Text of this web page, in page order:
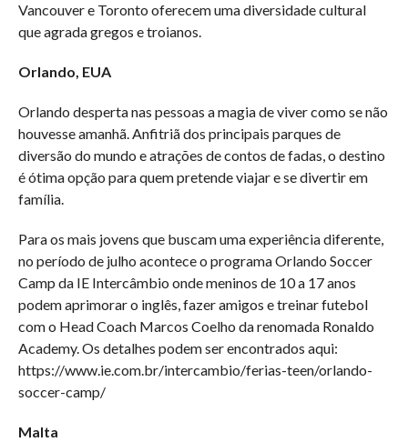
Vancouver e Toronto oferecem uma diversidade cultural
que agrada gregos e troianos.
Orlando, EUA
Orlando desperta nas pessoas a magia de viver como se não
houvesse amanhã. Anfitriã dos principais parques de
diversão do mundo e atrações de contos de fadas, o destino
é ótima opção para quem pretende viajar e se divertir em
família.
Para os mais jovens que buscam uma experiência diferente,
no período de julho acontece o programa Orlando Soccer
Camp da IE Intercâmbio onde meninos de 10 a 17 anos
podem aprimorar o inglês, fazer amigos e treinar futebol
com o Head Coach Marcos Coelho da renomada Ronaldo
Academy. Os detalhes podem ser encontrados aqui:
https://www.ie.com.br/intercambio/ferias-teen/orlando-
soccer-camp/
Malta